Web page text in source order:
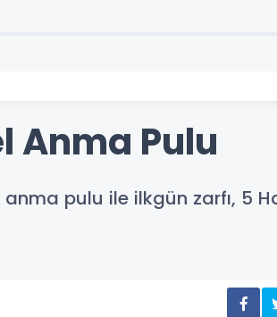
Anma Pulu
anma pulu ile ilkgün zarfı, 5